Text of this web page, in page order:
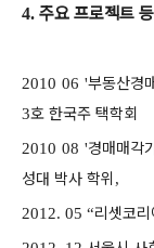
4. 주요 프로젝트
2010 06 '부동산경
3호 한국주 택학회
2010 08 '경매매각
성대 박사 학위 ,
2012. 05 “리셋코